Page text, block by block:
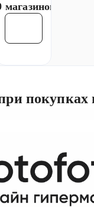
магазинов
покупках